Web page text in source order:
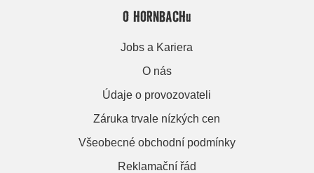
O HORNBACHu
Jobs a Kariera
O nás
Údaje o provozovateli
Záruka trvale nízkých cen
Všeobecné obchodní podmínky
Reklamační řád